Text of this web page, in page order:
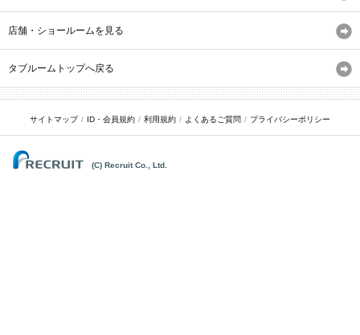
店舗・ショールームを見る
タブルームトップへ戻る
サイトマップ ID・会員規約 利用規約 よくあるご質問 プライバシーポリシー
(C) Recruit Co., Ltd.